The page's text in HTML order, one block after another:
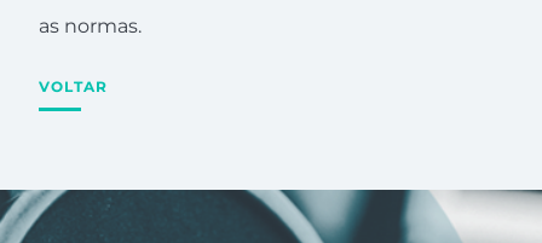
as normas.
VOLTAR